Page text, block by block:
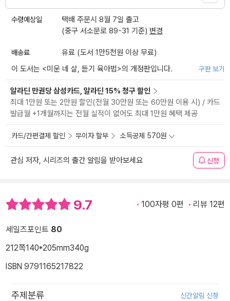
수령예상일
택배 주문시 8월 7일 출고
(중구 서소문로 89-31 기준) 변경
배송료
유료 (도서 1만5천원 이상 무료)
이 도서는 <미운 네 살, 듣기 육아법>의 개정판입니다. 구판 보기
알라딘 만권당 삼성카드, 알라딘 15% 청구 할인
최대 1만원 또는 2만원 할인(전월 30만원 또는 60만원 이용 시) / 카드
발급월 +1개월까지는 전월 실적이 없어도 최대 1만원 혜택 제공
카드/간편결제 할인 무이자 할부 소득공제 570원
관심 저자, 시리즈의 출간 알림을 받아보세요 신청
9.7 100자평 0편 리뷰 12편
세일즈포인트 80
212쪽140*205mm340g
ISBN 9791165217822
주제분류 신간알림 신청